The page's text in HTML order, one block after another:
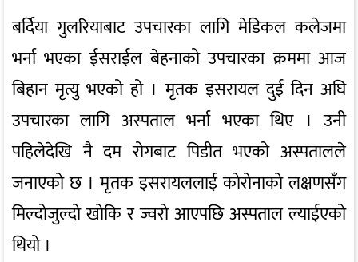
बर्दिया गुलरियाबाट उपचारका लागि मेडिकल कलेजमा
भर्ना भएका ईसराईल बेहनाको उपचारका क्रममा आज
बिहान मृत्यु भएको हो । मृतक इसरायल दुई दिन अघि
उपचारका लागि अस्पताल भर्ना भएका थिए । उनी
पहिलेदेखि नै दम रोगबाट पिडीत भएको अस्पतालले
जनाएको छ । मृतक इसरायललाई कोरोनाको लक्षणसँग
मिल्दोजुल्दो खोकि र ज्वरो आएपछि अस्पताल ल्याईएको
थियो ।